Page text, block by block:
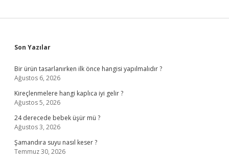
Sidebar
Son Yazılar
Bir ürün tasarlanırken ilk önce hangisi yapılmalıdır ?
Ağustos 6, 2026
Kireçlenmelere hangi kaplıca iyi gelir ?
Ağustos 5, 2026
24 derecede bebek üşür mü ?
Ağustos 3, 2026
Şamandıra suyu nasıl keser ?
Temmuz 30, 2026